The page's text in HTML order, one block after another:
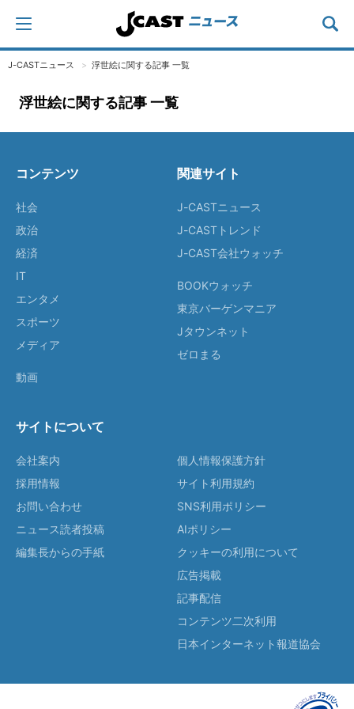
J-CASTニュース 浮世絵に関する記事 一覧
浮世絵に関する記事 一覧
コンテンツ
社会
政治
経済
IT
エンタメ
スポーツ
メディア
動画
関連サイト
J-CASTニュース
J-CASTトレンド
J-CAST会社ウォッチ
BOOKウォッチ
東京バーゲンマニア
Jタウンネット
ゼロまる
サイトについて
会社案内
採用情報
お問い合わせ
ニュース読者投稿
編集長からの手紙
個人情報保護方針
サイト利用規約
SNS利用ポリシー
AIポリシー
クッキーの利用について
広告掲載
記事配信
コンテンツ二次利用
日本インターネット報道協会